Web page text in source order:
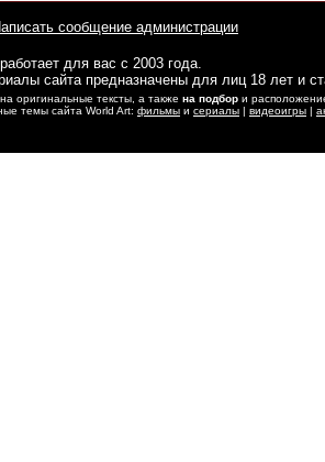
сообщение администрации
для вас с 2003 года.
сайта предназначены для лиц 18 лет и
оригинальные тексты, а также на подбор и
темы сайта World Art: фильмы и сериалы | видеоигры |